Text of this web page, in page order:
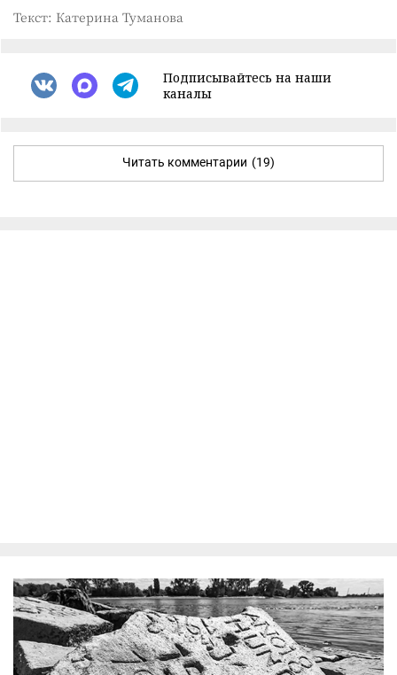
Текст: Катерина Туманова
Подписывайтесь на наши
каналы
Читать комментарии (19)